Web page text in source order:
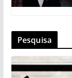
Pesquisa